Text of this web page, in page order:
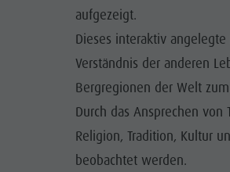
aufgezeigt.
Dieses interaktiv
Verständnis der anderen
Bergregionen der Welt
Durch das Ansprechen
Religion, Tradition, Kultur
beobachtet werden.